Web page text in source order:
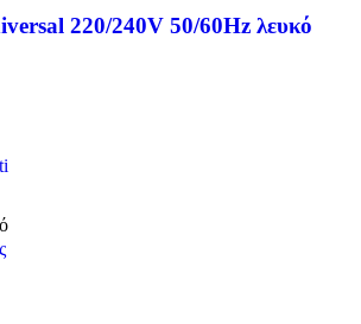
220/240V 50/60Hz λευκό